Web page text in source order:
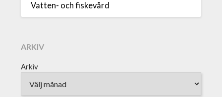
Vatten- och fiskevård
ARKIV
Arkiv